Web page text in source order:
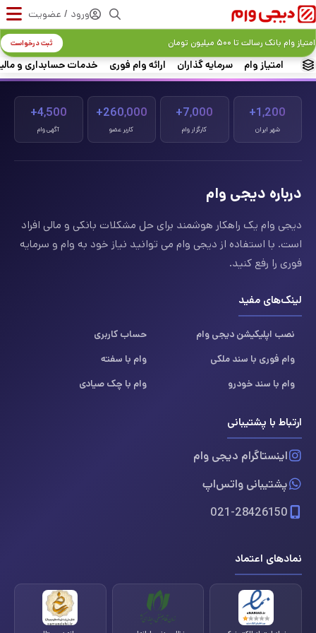
ورود / عضویت
امتیاز وام سرمایه گذاران ارائه وام فوری خدمات حسابداری و
امتیاز وام بانک رسالت تا ۵۰۰ میلیون تومان ثبت درخواست
1,200+
شهر ایران
7,000+
کارگزار وام
260,000+
کاربر عضو
4,500+
آگهی وام
درباره دیجی وام
دیجی وام یک راهکار هوشمند برای حل مشکلات بانکی و مالی افراد
است. با استفاده از دیجی وام می توانید نیاز خود به وام و سرمایه
فوری را رفع کنید.
لینک‌های مفید
نصب اپلیکیشن دیجی وام
حساب کاربری
وام فوری با سند ملکی
وام با سفته
وام با سند خودرو
وام با چک صیادی
ارتباط با پشتیبانی
اینستاگرام دیجی وام
پشتیبانی واتس‌اپ
021-28426150
نمادهای اعتماد